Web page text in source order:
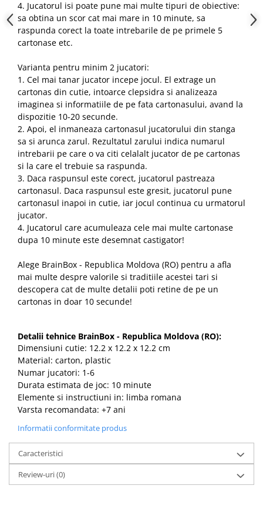
4. Jucatorul isi poate pune mai multe tipuri de obiective:
sa obtina un scor cat mai mare in 10 minute, sa
raspunda corect la toate intrebarile de pe primele 5
cartonase etc.
Varianta pentru minim 2 jucatori:
1. Cel mai tanar jucator incepe jocul. El extrage un
cartonas din cutie, intoarce clepsidra si analizeaza
imaginea si informatiile de pe fata cartonasului, avand la
dispozitie 10-20 secunde.
2. Apoi, el inmaneaza cartonasul jucatorului din stanga
sa si arunca zarul. Rezultatul zarului indica numarul
intrebarii pe care o va citi celalalt jucator de pe cartonas
si la care el trebuie sa raspunda.
3. Daca raspunsul este corect, jucatorul pastreaza
cartonasul. Daca raspunsul este gresit, jucatorul pune
cartonasul inapoi in cutie, iar jocul continua cu urmatorul
jucator.
4. Jucatorul care acumuleaza cele mai multe cartonase
dupa 10 minute este desemnat castigator!
Alege BrainBox - Republica Moldova (RO) pentru a afla
mai multe despre valorile si traditiile acestei tari si
descopera cat de multe detalii poti retine de pe un
cartonas in doar 10 secunde!
Detalii tehnice BrainBox - Republica Moldova (RO):
Dimensiuni cutie: 12.2 x 12.2 x 12.2 cm
Material: carton, plastic
Numar jucatori: 1-6
Durata estimata de joc: 10 minute
Elemente si instructiuni in: limba romana
Varsta recomandata: +7 ani
Informatii conformitate produs
Caracteristici
Review-uri(0)